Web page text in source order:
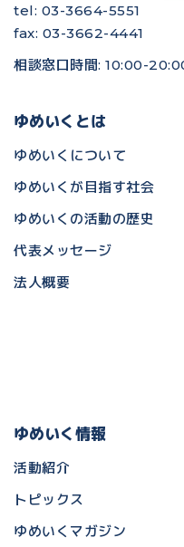
tel: 03-3664-5551
fax: 03-3662-4441
相談窓口時間: 10:00-
ゆめいくとは
ゆめいくについて
ゆめいくが目指す社会
ゆめいくの活動の歴史
代表メッセージ
法人概要
ゆめいく情報
活動紹介
トピックス
ゆめいくマガジン